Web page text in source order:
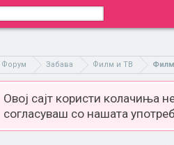
Форум Забава Филм и ТВ
Овој сајт користи колачиња
согласуваш со нашата